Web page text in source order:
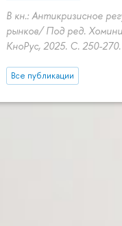
В кн.: Антикризисное
рынков/ Под ред.
КноРус, 2025. С. 250-270.
Все публикации